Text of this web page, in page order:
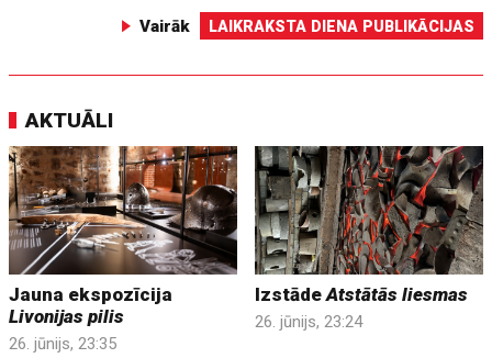
Vairāk LAIKRAKSTA DIENA PUBLIKĀCIJAS
AKTUĀLI
Jauna ekspozīcija
Livonijas pilis
26. jūnijs, 23:35
IzstādeAtstātās liesmas
26. jūnijs, 23:24